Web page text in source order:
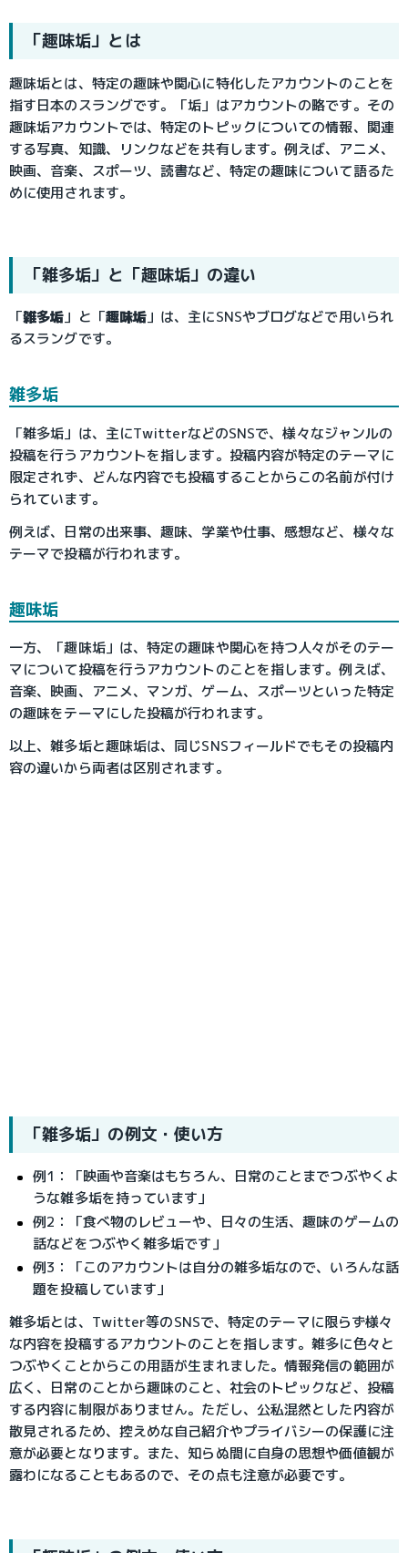
「趣味垢」とは
趣味垢とは、特定の趣味や関心に特化したアカウントのことを
指す日本のスラングです。「垢」はアカウントの略です。その
趣味垢アカウントでは、特定のトピックについての情報、関連
する写真、知識、リンクなどを共有します。例えば、アニメ、
映画、音楽、スポーツ、読書など、特定の趣味について語るた
めに使用されます。
「雑多垢」と「趣味垢」の違い
「雑多垢 」と「趣味垢 」は、主にSNSやブログなどで用いられ
るスラングです。
雑多垢
「雑多垢」は、主にTwitterなどのSNSで、様々なジャンルの
投稿を行うアカウントを指します。投稿内容が特定のテーマに
限定されず、どんな内容でも投稿することからこの名前が付け
られています。
例えば、日常の出来事、趣味、学業や仕事、感想など、様々な
テーマで投稿が行われます。
趣味垢
一方、「趣味垢」は、特定の趣味や関心を持つ人々がそのテー
マについて投稿を行うアカウントのことを指します。例えば、
音楽、映画、アニメ、マンガ、ゲーム、スポーツといった特定
の趣味をテーマにした投稿が行われます。
以上、雑多垢と趣味垢は、同じSNSフィールドでもその投稿内
容の違いから両者は区別されます。
「雑多垢」の例文・使い方
例1：「映画や音楽はもちろん、日常のことまでつぶやくよ
うな雑多垢を持っています」
例2：「食べ物のレビューや、日々の生活、趣味のゲームの
話などをつぶやく雑多垢です」
例3：「このアカウントは自分の雑多垢なので、いろんな話
題を投稿しています」
雑多垢とは、Twitter等のSNSで、特定のテーマに限らず様々
な内容を投稿するアカウントのことを指します。雑多に色々と
つぶやくことからこの用語が生まれました。情報発信の範囲が
広く、日常のことから趣味のこと、社会のトピックなど、投稿
する内容に制限がありません。ただし、公私混然とした内容が
散見されるため、控えめな自己紹介やプライバシーの保護に注
意が必要となります。また、知らぬ間に自身の思想や価値観が
露わになることもあるので、その点も注意が必要です。